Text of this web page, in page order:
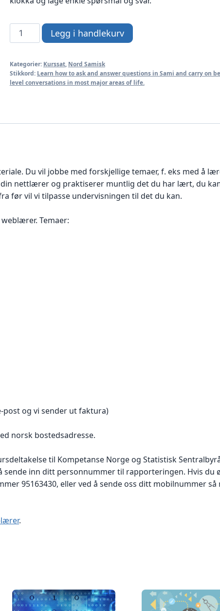
Nordsamisk
1
med
weblærer
Legg i handlekurv
Kategorier: Kurssat, Nord Samisk
Stikkord: Learn how to ask and answer questions in Sami and carry on
level conversations in most major areas of life.
Du vil jobbe med forskjellige temaer, f. eks med å
nettlærer og praktiserer muntlig det du har lært, du
før vil vi tilpasse undervisningen til det du kan.
Temaer:
post og vi sender ut faktura)
norsk bostedsadresse.
til Kompetanse Norge og Statistisk
sende inn ditt personnummer til rapporteringen. Hvis du
95163430, eller ved å sende oss ditt mobilnummer så
.